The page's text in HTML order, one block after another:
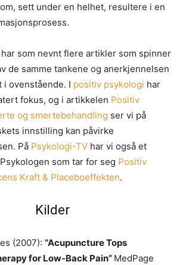
sett under en helhet, resultere i en
som nevnt flere artikler som spinner
de samme tankene og anerkjennelsen
ovenstående. I positiv psykologi har
fokus, og i artikkelen Positiv
og smertebehandling ser vi på
innstilling kan påvirke
På Psykologi-TV har vi også et
som tar for seg Positiv
Kraft & Placeboeffekten.
Kilder
(2007): “Acupuncture Tops
for Low-Back Pain” MedPage